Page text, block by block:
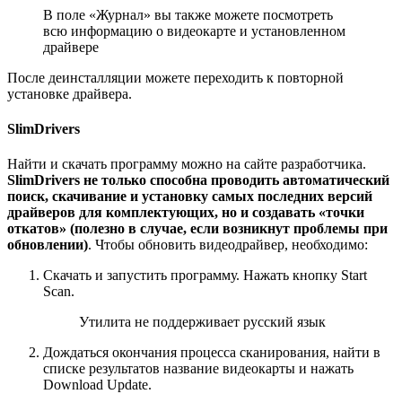
В поле «Журнал» вы также можете посмотреть
всю информацию о видеокарте и установленном
драйвере
После деинсталляции можете переходить к повторной
установке драйвера.
SlimDrivers
Найти и скачать программу можно на сайте разработчика.
SlimDrivers не только способна проводить автоматический
поиск, скачивание и установку самых последних версий
драйверов для комплектующих, но и создавать «точки
откатов» (полезно в случае, если возникнут проблемы при
обновлении). Чтобы обновить видеодрайвер, необходимо:
Скачать и запустить программу. Нажать кнопку Start
Scan.
Утилита не поддерживает русский язык
Дождаться окончания процесса сканирования, найти в
списке результатов название видеокарты и нажать
Download Update.